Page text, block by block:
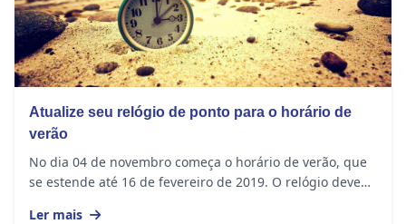
Atualize seu relógio de ponto para o horário de
verão
No dia 04 de novembro começa o horário de verão, que
se estende até 16 de fevereiro de 2019. O relógio deve
Ler mais